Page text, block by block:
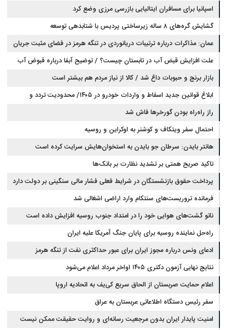
اسپانیا برای مسافران ایتالیایی بازرسی مرزی وضع کرد
گشایش گره‌های ۸ ساله زیرساختی پردیس با شتابدهی توسعه
عمان: مذاکرات درباره ترتیبات دریانوردی در تنگه هرمز در فضای مثبت جریان
دارد
علت افزایش قبض آب در تابستان چیست؟ / توضیح آبفا درباره قبوض آب
بازار برنج و حبوبات داغ شد / کالا از نیاز مردم هم بیشتر است
ابلاغ قوانین جدید اسقاط و واردات خودرو در ۱۴۰۵/ محدودیت تردد و
سوخت‌رسانی به فرسوده‌ها
راز راه‌راه بودن گورخرها فاش شد
احتمال سفر ویتکاف و کوشنر به اوکراین و روسیه
هانتر بایدن: سرطان جو بایدن به استخوان‌هایش سرایت کرده است
تاکید صریح همتی بر تشدید نظارت بر بانک‌ها
پرداخت حقوق بازنشستگان در شرایط فعلی فشار مالی سنگینی بر دولت دارد
فرمانده تروریست‌های سنتکام وارد اراضی اشغالی شد
ناتو گشت‌های هوایی خود را در امتداد جنوب روسیه افزایش داده است
راه‌حل نماینده روسیه برای پایان جنگ آمریکا علیه ایران
ادعای ونس درباره مجوز ایران برای عبور حداکثری نفت از تنگه هرمز
نتایج نهایی آزمون دکتری ۱۴۰۵ اواخر مرداد اعلام می‌شود
اعلام حمایت صربستان از الحاق سریع کی‌یف به اتحادیه اروپا
سفر رئیس دستگاه اطلاعاتی عربستان به عراق
امنیت پایدار ایران بدون مرجعیت رسانه‌ای و روایت حقیقت ممکن نیست